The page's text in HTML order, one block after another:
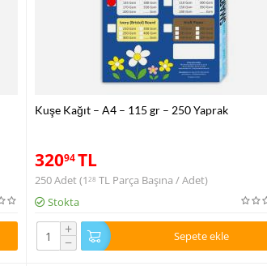
Kuşe Kağıt – A4 – 115 gr – 250 Yaprak
32094TL
250 Adet (1 28 TLParça Başına / Adet)
Stokta
+
− Sepete ekle